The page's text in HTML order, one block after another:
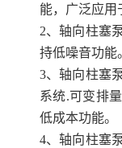
能，广泛应用
2、轴向柱塞
持低噪音功能
3、轴向柱塞
系统.可变排
低成本功能。
4、轴向柱塞